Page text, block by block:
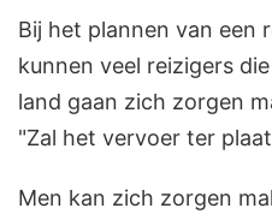
Bij het plannen van een
kunnen veel reizigers
land gaan zich zorgen
"Zal het vervoer ter
Men kan zich zorgen